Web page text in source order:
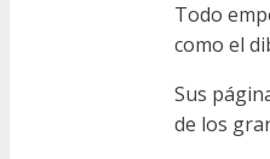
Todo
como el
Sus
de los